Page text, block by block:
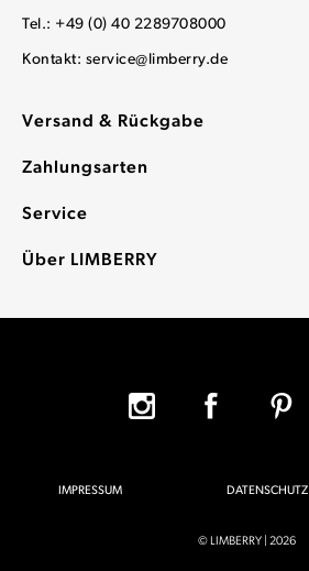
Versand & Rückgabe
Zahlungsarten
Service
Über LIMBERRY
Tel.: +49 (0) 40 2289708000
Kontakt: service@limberry.de
IMPRESSUM DATENSCHUTZ
© LIMBERRY | 2026